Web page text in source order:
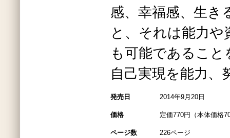
感、幸福感、生き
と、それは能力や
も可能であるこ
自己実現を能力
発売日 2014年9月20日
価格 定価770円（本体価格
ページ数 226ページ